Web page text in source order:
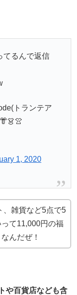
てるんで返信
トランテア
1, 2020
、雑貨など5点で5
て11,000円の福
んだぜ！
や百貨店なども含